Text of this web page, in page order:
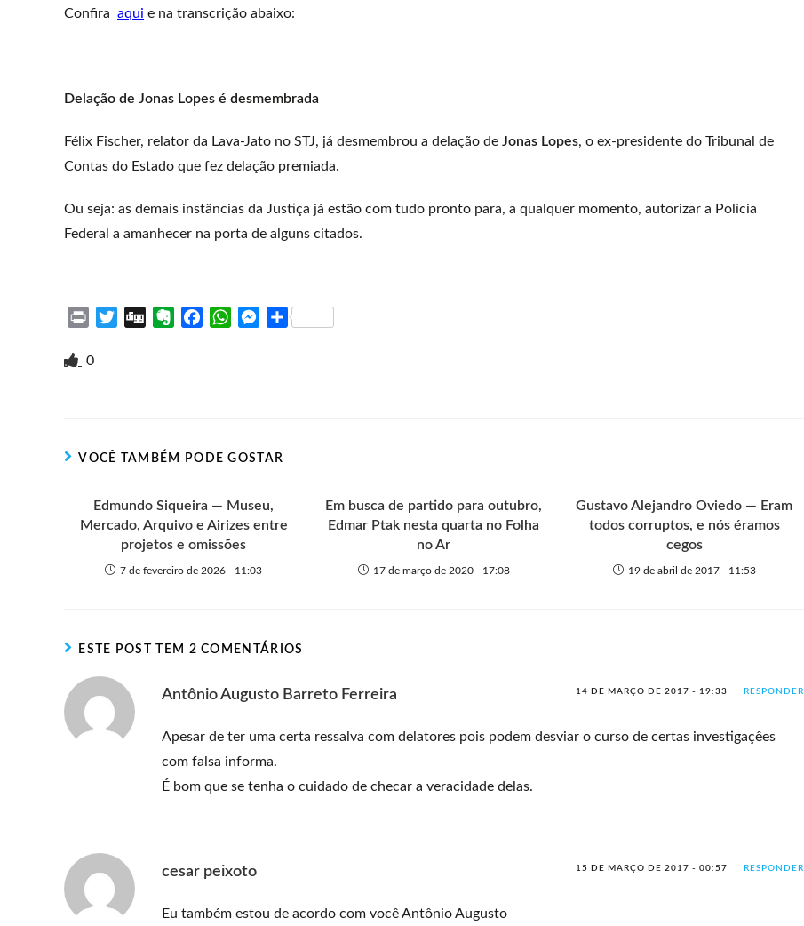
Confira aqui e na transcrição abaixo:
Delação de Jonas Lopes é desmembrada
Félix Fischer, relator da Lava-Jato no STJ, já desmembrou a delação de Jonas Lopes, o ex-presidente do Tribunal de
Contas do Estado que fez delação premiada.
Ou seja: as demais instâncias da Justiça já estão com tudo pronto para, a qualquer momento, autorizar a Polícia
Federal a amanhecer na porta de alguns citados.
i
e
k
W
p
M
e
S
0
VOCÊ TAMBÉM PODE GOSTAR
Edmundo Siqueira — Museu,
Mercado, Arquivo e Airizes entre
projetos e omissões
7 de fevereiro de 2026 - 11:03
Em busca de partido para outubro,
Edmar Ptak nesta quarta no Folha
no Ar
17 de março de 2020 - 17:08
Gustavo Alejandro Oviedo — Eram
todos corruptos, e nós éramos
cegos
19 de abril de 2017 - 11:53
ESTE POST TEM 2 COMENTÁRIOS
Antônio Augusto Barreto Ferreira 14 DE MARÇO DE 2017 - 19:33 RESPONDER
Apesar de ter uma certa ressalva com delatores pois podem desviar o curso de certas investigaçêes
com falsa informa.
É bom que se tenha o cuidado de checar a veracidade delas.
cesar peixoto 15 DE MARÇO DE 2017 - 00:57 RESPONDER
Eu também estou de acordo com você Antônio Augusto